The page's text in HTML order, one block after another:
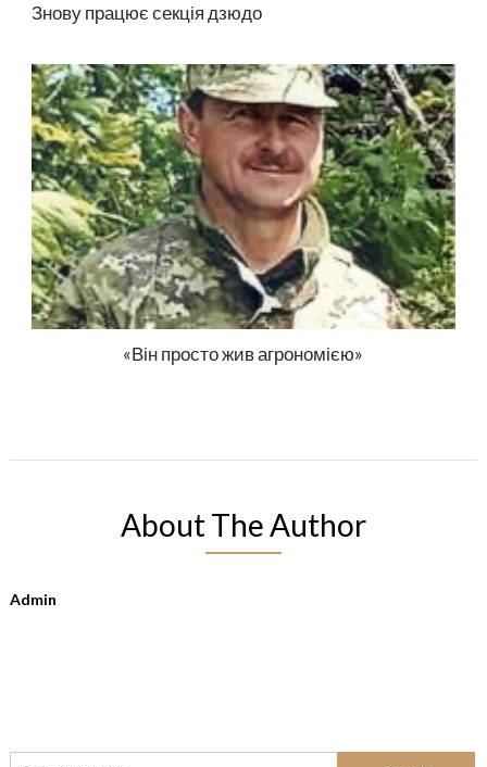
Знову працює секція дзюдо
«Він просто жив агрономією»
About The Author
Admin